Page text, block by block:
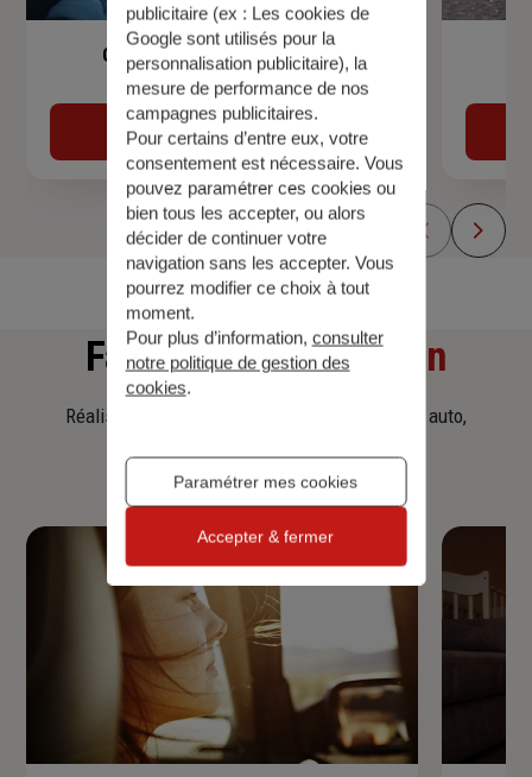
Garantie Accidents de la Vie
Découvrir
Faitesune simulation
Réalisez une simulation tarifaire d'assurance, auto,
publicitaire (ex : Les cookies de
Google sont utilisés pour la
personnalisation publicitaire), la
mesure de performance de nos
campagnes publicitaires.
Pour certains d’entre eux, votre
consentement est nécessaire. Vous
pouvez paramétrer ces cookies ou
bien tous les accepter, ou alors
décider de continuer votre
navigation sans les accepter. Vous
pourrez modifier ce choix à tout
moment.
Pour plus d’information, consulter
notre politique de gestion des
cookies.
Paramétrer mes cookies
Accepter & fermer